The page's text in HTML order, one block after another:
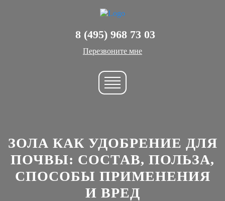
8 (495) 968 73 03
Перезвоните мне
ЗОЛА КАК УДОБРЕНИЕ ДЛЯ
ПОЧВЫ: СОСТАВ, ПОЛЬЗА,
СПОСОБЫ ПРИМЕНЕНИЯ
И ВРЕД